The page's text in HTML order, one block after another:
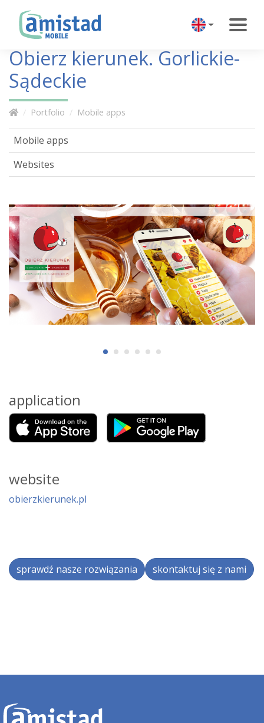
Obierz kierunek. Gorlickie-
Sądeckie
Portfolio Mobile apps
application
website
obierzkierunek.pl
sprawdź nasze rozwiązania skontaktuj się z nami
Mobile apps
Websites